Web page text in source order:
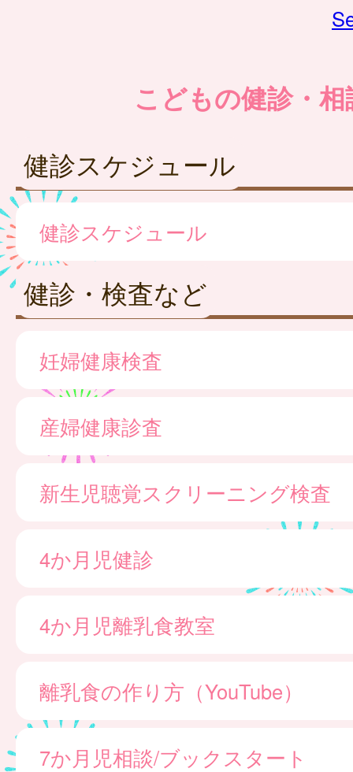
こどもの健診・相
健診スケジュール
健診スケジュール
健診・検査など
妊婦健康検査
産婦健康診査
新生児聴覚スクリーニング検査
4か月児健診
4か月児離乳食教室
離乳食の作り方（YouTube）
7か月児相談/ブックスタート